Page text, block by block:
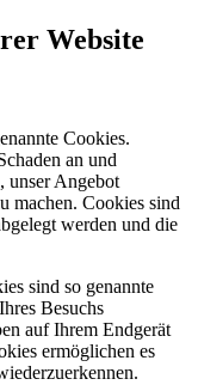
Website
Cookies.
an und
unser Angebot
machen. Cookies sind
werden und die
sind so genannte
Besuchs
auf Ihrem Endgerät
ermöglichen es